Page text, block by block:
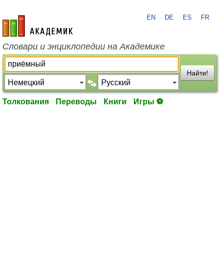
academic.ru
EN DE ES FR
Словари и энциклопедии на Академике
Найти!
Толкования Переводы Книги Игры ⚽